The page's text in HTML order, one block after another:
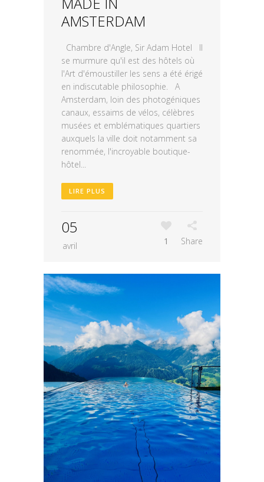
AMSTERDAM
Chambre d'Angle, Sir Adam Hotel Il
se murmure qu'il est des hôtels où
l'Art d'émoustiller les sens a été érigé
en indiscutable philosophie. A
Amsterdam, loin des photogéniques
canaux, essaims de vélos, célèbres
musées et emblématiques quartiers
auxquels la ville doit notamment sa
renommée, l'incroyable boutique-
hôtel...
LIRE PLUS
05
avril 1 Share